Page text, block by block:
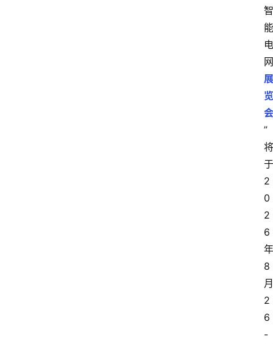
智
能
电
网
展
览
会
”
将
于
2
0
2
6
年
8
月
2
6
-